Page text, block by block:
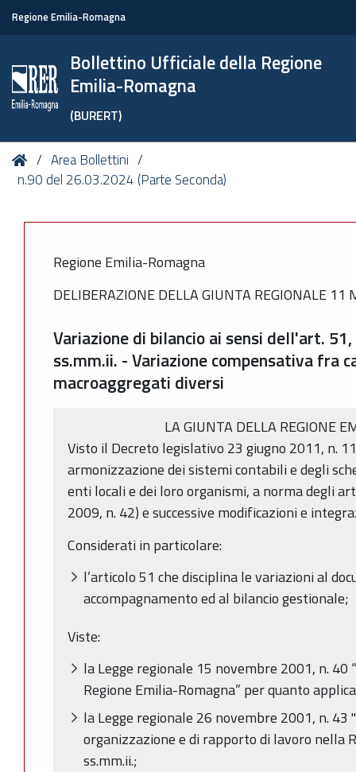
Regione Emilia-Romagna
Bollettino Ufficiale della Regione
Emilia-Romagna
(BURERT)
Tu
sei
HomeArea Bollettini
n.90 del 26.03.2024 (Parte Seconda)
Regione Emilia-Romagna
DELIBERAZIONE DELLA GIUNTA REGIONALE
Variazione di bilancio ai sensi dell'art.
ss.mm.ii. - Variazione compensativa fra
macroaggregati diversi
LA GIUNTA DELLA REGIONE
Visto il Decreto legislativo 23 giugno 2011, n.
armonizzazione dei sistemi contabili e degli
enti locali e dei loro organismi, a norma degli
2009, n. 42) e successive modificazioni e
Considerati in particolare:
l’articolo 51 che disciplina le variazioni al
accompagnamento ed al bilancio gestionale;
Viste:
la Legge regionale 15 novembre 2001, n.
Regione Emilia-Romagna” per quanto
la Legge regionale 26 novembre 2001, n. 43
organizzazione e di rapporto di lavoro nella
ss.mm.ii.;